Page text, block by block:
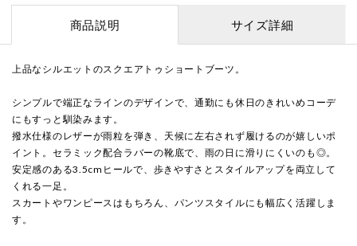
商品説明 サイズ詳細
上品なシルエットのスクエアトゥショートブーツ。
シンプルで端正なラインのデザインで、通勤にも休日のきれいめコーデ
にもすっと馴染みます。
撥水仕様のレザーが雨粒を弾き、天候に左右されず履けるのが嬉しいポ
イント。セラミック配合ラバーの靴底で、雨の日に滑りにくいのも◎。
安定感のある3.5cmヒールで、歩きやすさとスタイルアップを両立して
くれる一足。
スカートやワンピースはもちろん、パンツスタイルにも幅広く活躍しま
す。